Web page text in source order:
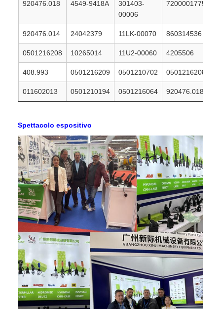
920476.018 4549-9418A
301403-
00006
7200001775
920476.014 24042379 11LK-00070 860314536
0501216208 10265014 11U2-00060 4205506
408.993 0501216209 0501210702 0501216208
011602013 0501210194 0501216064 920476.018
Spettacolo espositivo